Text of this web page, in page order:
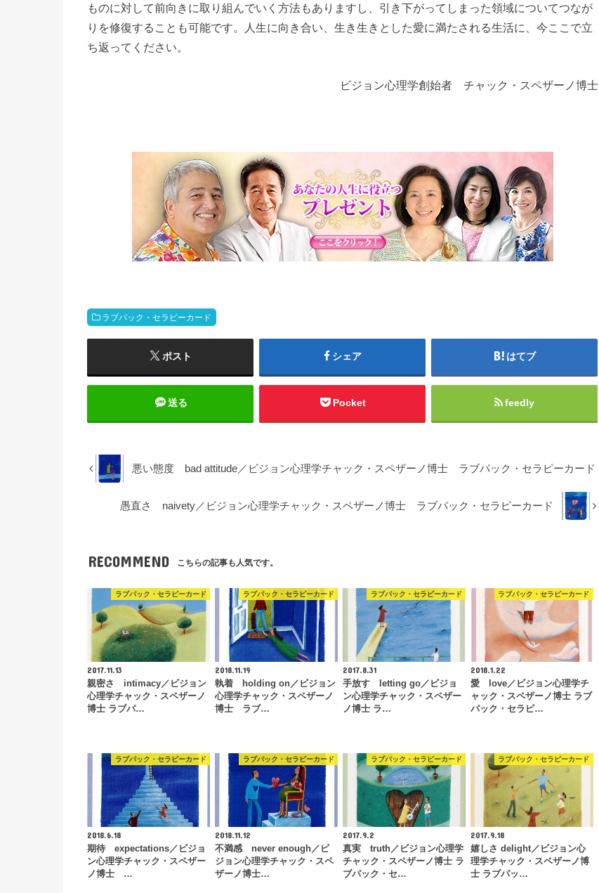
ものに対して前向きに取り組んでいく方法もありますし、引き下がってしまった領域についてつなが
りを修復することも可能です。人生に向き合い、生き生きとした愛に満たされる生活に、今ここで立
ち返ってください。
ビジョン心理学創始者 チャック・スペザーノ博士
ラブパック・セラピーカード
ポスト シェア はてブ
送る Pocket feedly
悪い態度 bad attitude／ビジョン心理学チャック・スペザーノ博士 ラブパック・セラピーカード
愚直さ naivety／ビジョン心理学チャック・スペザーノ博士 ラブパック・セラピーカード
RECOMMEND こちらの記事も人気です。
ラブパック・セラピーカード
2017.11.13
親密さ intimacy／ビジョン
心理学チャック・スペザーノ
博士 ラブパ…
ラブパック・セラピーカード
2018.11.19
執着 holding on／ビジョン
心理学チャック・スペザーノ
博士 ラブ…
ラブパック・セラピーカード
2017.8.31
手放す letting go／ビジョ
ン心理学チャック・スペザー
ノ博士 ラ…
ラブパック・セラピーカード
2018.1.22
愛 love／ビジョン心理学チ
ャック・スペザーノ博士 ラブ
パック・セラピ…
ラブパック・セラピーカード
2018.6.18
期待 expectations／ビジョ
ン心理学チャック・スペザー
ノ博士 …
ラブパック・セラピーカード
2018.11.12
不満感 never enough／ビ
ジョン心理学チャック・スペ
ザーノ博士…
ラブパック・セラピーカード
2017.9.2
真実 truth／ビジョン心理学
チャック・スペザーノ博士 ラ
ブパック・セ…
ラブパック・セラピーカード
2017.9.18
嬉しさ delight／ビジョン心
理学チャック・スペザーノ博
士 ラブパッ…